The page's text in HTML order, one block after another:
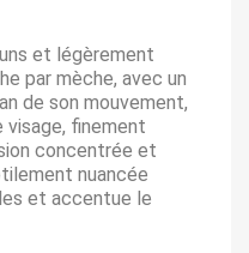
et légèrement
par mèche, avec un
de son mouvement,
visage, finement
concentrée et
nuancée
et accentue le